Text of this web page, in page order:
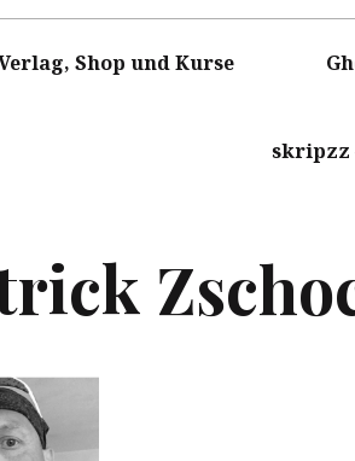
Shop und Kurse
skripzz